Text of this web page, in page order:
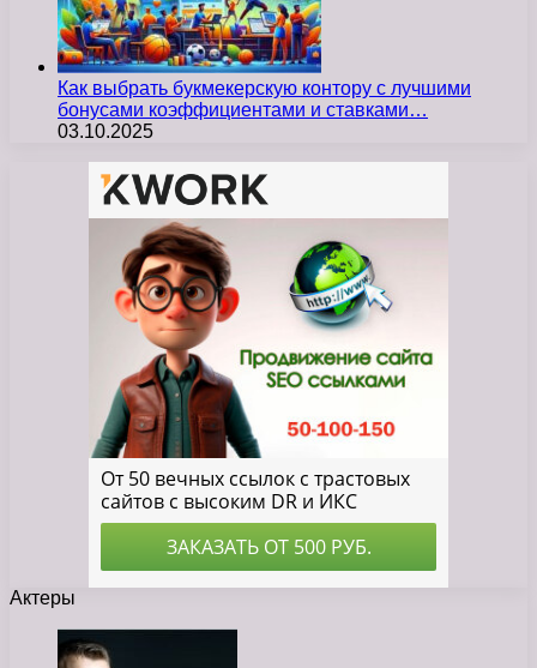
Как выбрать букмекерскую контору с лучшими
бонусами коэффициентами и ставками…
03.10.2025
Актеры